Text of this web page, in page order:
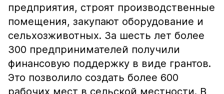
предприятия, строят производственные
помещения, закупают оборудование и
сельхозживотных. За шесть лет более
300 предпринимателей получили
финансовую поддержку в виде грантов.
Это позволило создать более 600
рабочих мест в сельской местности. В